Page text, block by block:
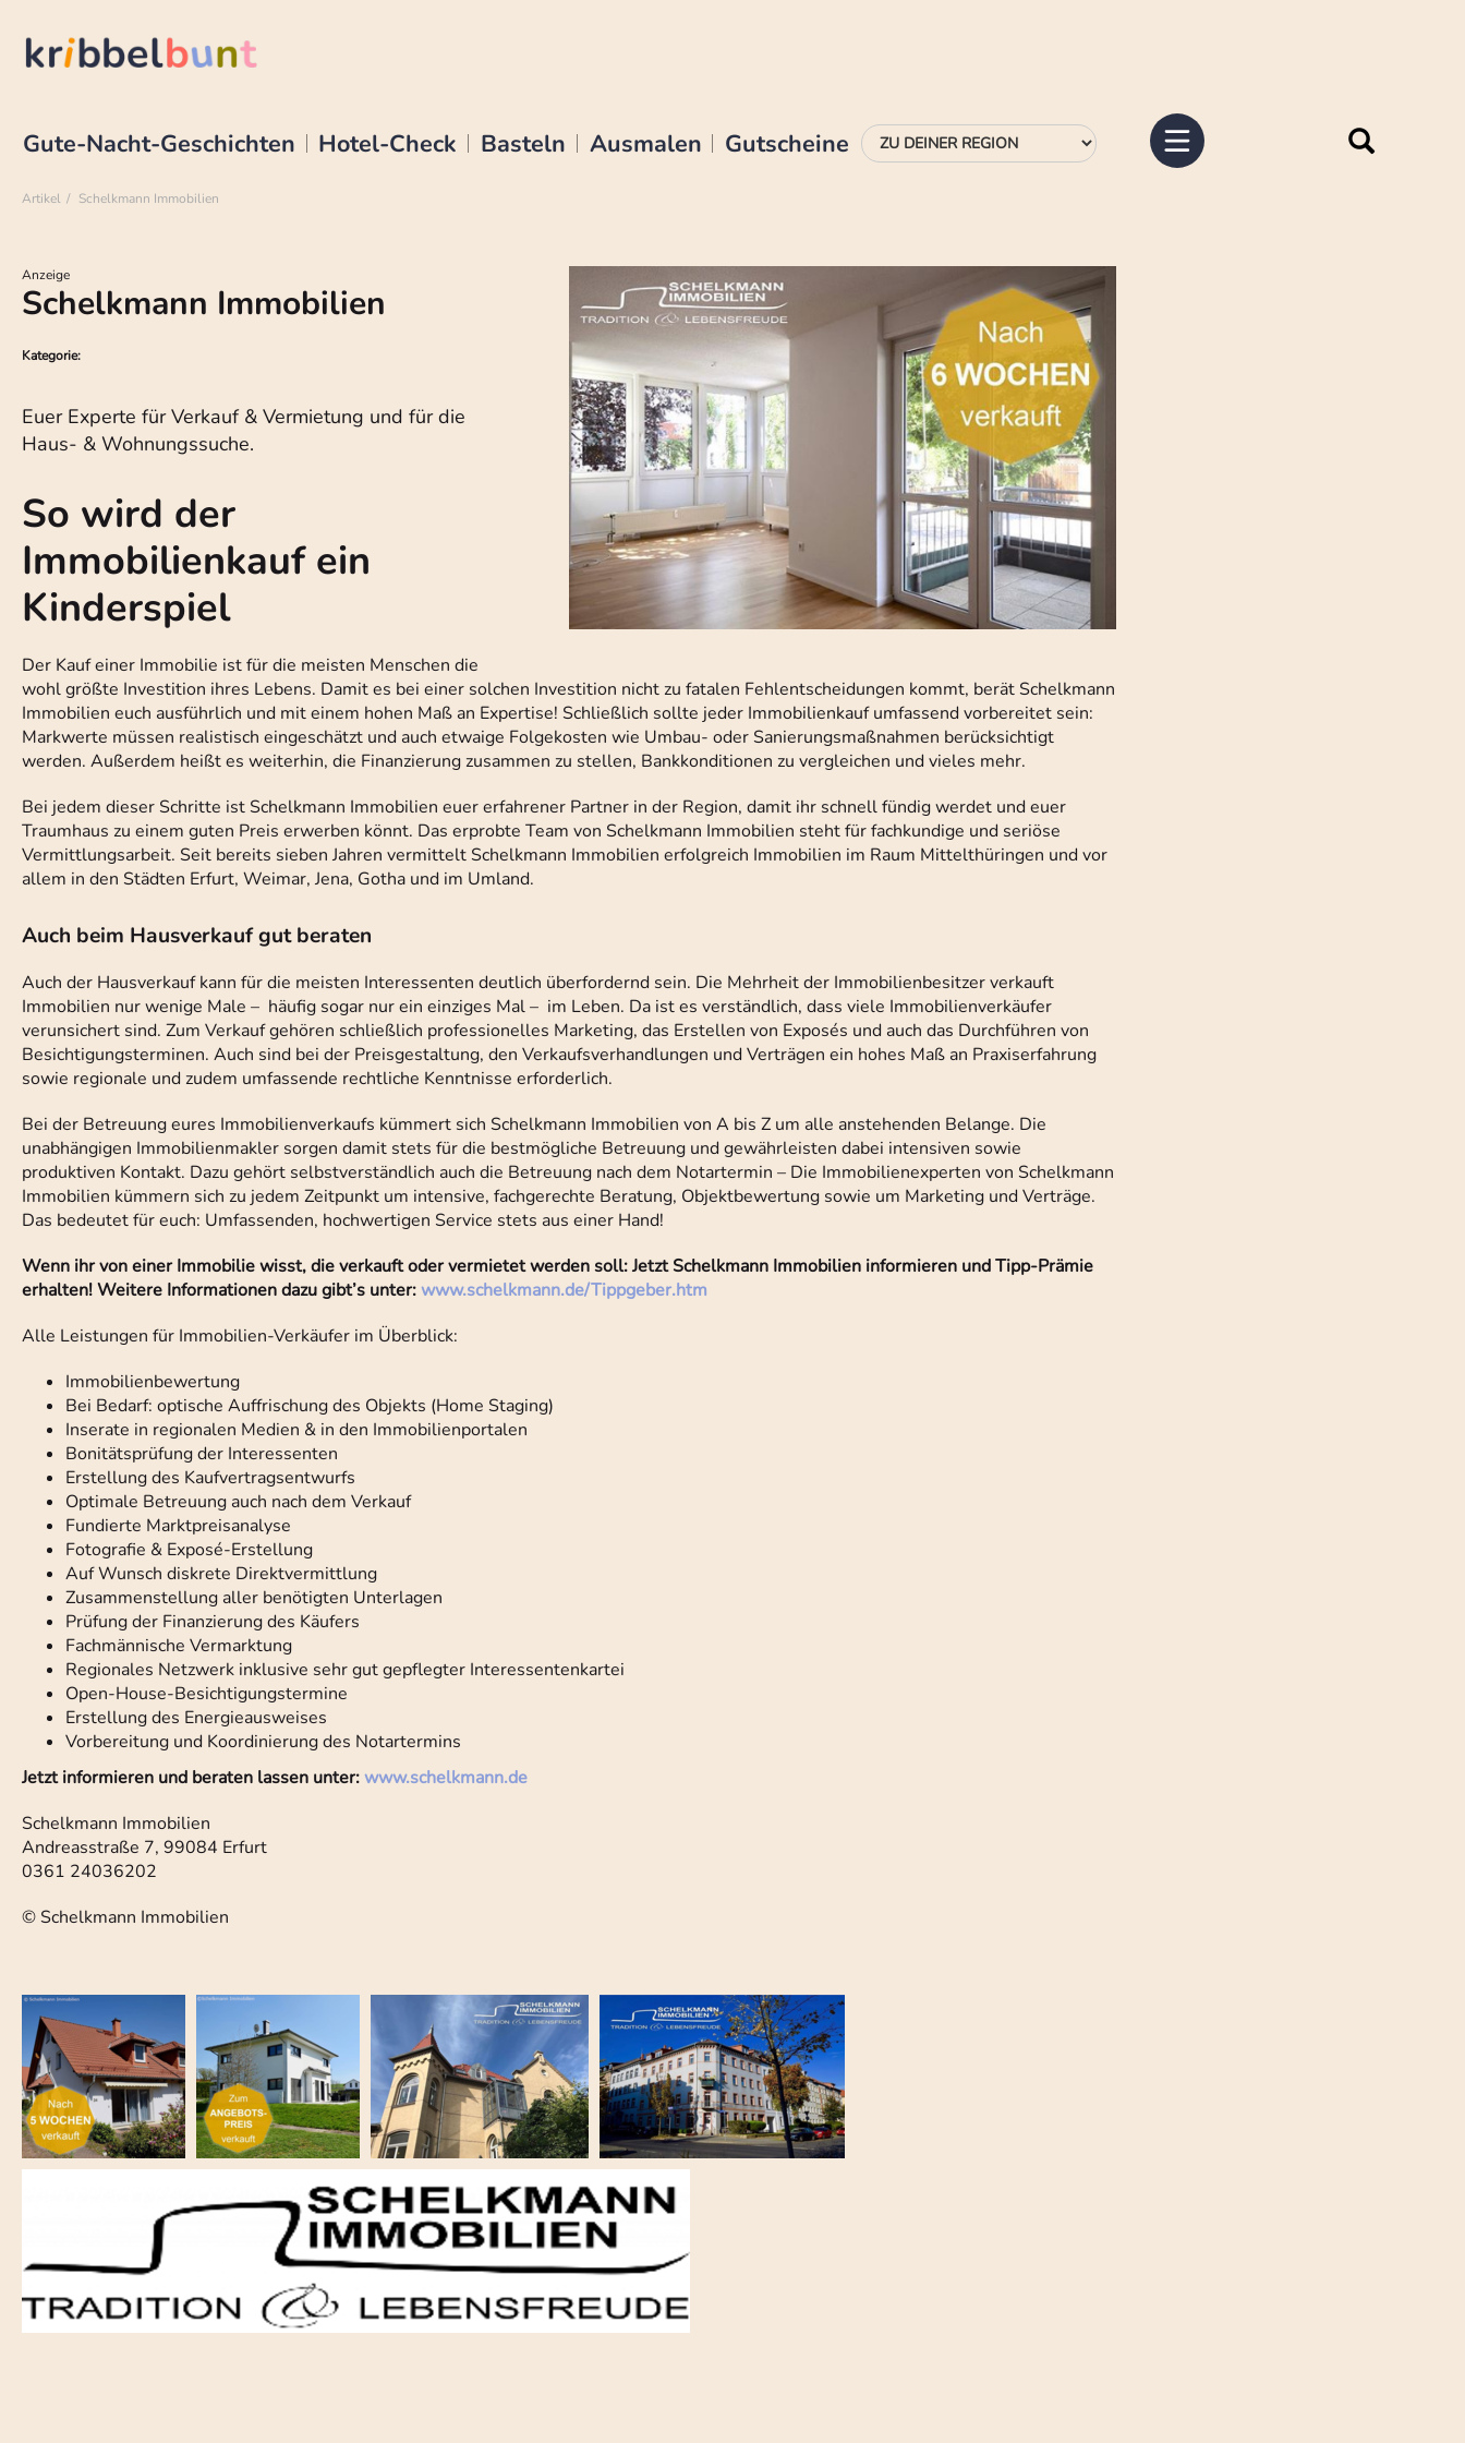
Gute-Nacht-Geschichten Hotel-Check Basteln Ausmalen Gutscheine
Artikel Schelkmann Immobilien
Anzeige
Schelkmann Immobilien
Kategorie:
Euer Experte für Verkauf & Vermietung und für die
Haus- & Wohnungssuche.
So wird der
Immobilienkauf ein
Kinderspiel
Der Kauf einer Immobilie ist für die meisten Menschen die
wohl größte Investition ihres Lebens. Damit es bei einer solchen Investition nicht zu fatalen Fehlentscheidungen kommt, berät Schelkmann
Immobilien euch ausführlich und mit einem hohen Maß an Expertise! Schließlich sollte jeder Immobilienkauf umfassend vorbereitet sein:
Markwerte müssen realistisch eingeschätzt und auch etwaige Folgekosten wie Umbau- oder Sanierungsmaßnahmen berücksichtigt
werden. Außerdem heißt es weiterhin, die Finanzierung zusammen zu stellen, Bankkonditionen zu vergleichen und vieles mehr.
Bei jedem dieser Schritte ist Schelkmann Immobilien euer erfahrener Partner in der Region, damit ihr schnell fündig werdet und euer
Traumhaus zu einem guten Preis erwerben könnt. Das erprobte Team von Schelkmann Immobilien steht für fachkundige und seriöse
Vermittlungsarbeit. Seit bereits sieben Jahren vermittelt Schelkmann Immobilien erfolgreich Immobilien im Raum Mittelthüringen und vor
allem in den Städten Erfurt, Weimar, Jena, Gotha und im Umland.
Auch beim Hausverkauf gut beraten
Auch der Hausverkauf kann für die meisten Interessenten deutlich überfordernd sein. Die Mehrheit der Immobilienbesitzer verkauft
Immobilien nur wenige Male – häufig sogar nur ein einziges Mal – im Leben. Da ist es verständlich, dass viele Immobilienverkäufer
verunsichert sind. Zum Verkauf gehören schließlich professionelles Marketing, das Erstellen von Exposés und auch das Durchführen von
Besichtigungsterminen. Auch sind bei der Preisgestaltung, den Verkaufsverhandlungen und Verträgen ein hohes Maß an Praxiserfahrung
sowie regionale und zudem umfassende rechtliche Kenntnisse erforderlich.
Bei der Betreuung eures Immobilienverkaufs kümmert sich Schelkmann Immobilien von A bis Z um alle anstehenden Belange. Die
unabhängigen Immobilienmakler sorgen damit stets für die bestmögliche Betreuung und gewährleisten dabei intensiven sowie
produktiven Kontakt. Dazu gehört selbstverständlich auch die Betreuung nach dem Notartermin – Die Immobilienexperten von Schelkmann
Immobilien kümmern sich zu jedem Zeitpunkt um intensive, fachgerechte Beratung, Objektbewertung sowie um Marketing und Verträge.
Das bedeutet für euch: Umfassenden, hochwertigen Service stets aus einer Hand!
Wenn ihr von einer Immobilie wisst, die verkauft oder vermietet werden soll: Jetzt Schelkmann Immobilien informieren und Tipp-Prämie
erhalten! Weitere Informationen dazu gibt’s unter:www.schelkmann.de/Tippgeber.htm
Alle Leistungen für Immobilien-Verkäufer im Überblick:
Immobilienbewertung
Bei Bedarf: optische Auffrischung des Objekts (Home Staging)
Inserate in regionalen Medien & in den Immobilienportalen
Bonitätsprüfung der Interessenten
Erstellung des Kaufvertragsentwurfs
Optimale Betreuung auch nach dem Verkauf
Fundierte Marktpreisanalyse
Fotografie & Exposé-Erstellung
Auf Wunsch diskrete Direktvermittlung
Zusammenstellung aller benötigten Unterlagen
Prüfung der Finanzierung des Käufers
Fachmännische Vermarktung
Regionales Netzwerk inklusive sehr gut gepflegter Interessentenkartei
Open-House-Besichtigungstermine
Erstellung des Energieausweises
Vorbereitung und Koordinierung des Notartermins
Jetzt informieren und beraten lassen unter:www.schelkmann.de
Schelkmann Immobilien
Andreasstraße 7, 99084 Erfurt
0361 24036202
© Schelkmann Immobilien